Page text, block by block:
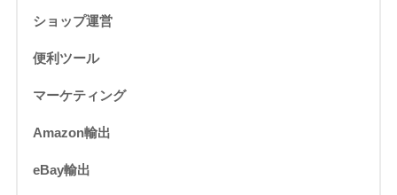
ショップ運営
便利ツール
マーケティング
Amazon輸出
eBay輸出